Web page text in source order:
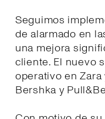
Seguimos
de alarmado en
una mejora
cliente. El nuevo
operativo en
Bershka y